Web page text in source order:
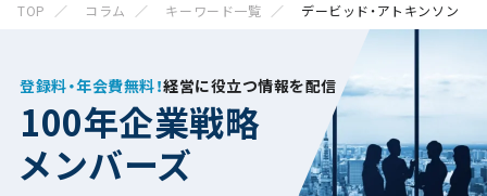
TOP コラム キーワード一覧 デービッド・アトキンソン
登録料・年会費無料！経営に役立つ情報を配信
100年企業戦略
メンバーズ